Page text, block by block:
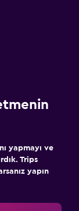
yapmayı ve
Trips
yapın